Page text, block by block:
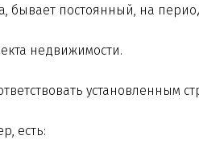
постоянный, на
недвижимости.
установленным
есть: